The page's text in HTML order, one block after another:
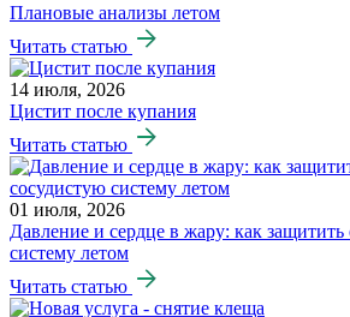
Плановые анализы летом
Читать статью
14 июля, 2026
Цистит после купания
Читать статью
01 июля, 2026
Давление и сердце в жару: как защитить
систему летом
Читать статью